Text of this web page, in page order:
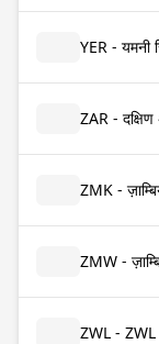
YER - यमनी
ZAR -
ZMK -
ZMW -
ZWL - ZWL